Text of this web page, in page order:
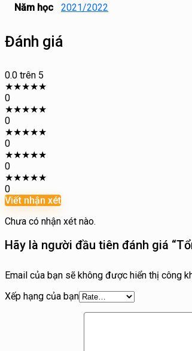
Năm học 2021/2022
Đánh giá
0.0 trên 5
★★★★★
0
★★★★★
0
★★★★★
0
★★★★★
0
★★★★★
0
Viết nhận xét
Chưa có nhận xét nào.
Hãy là người đầu tiên đánh giá
Email của bạn sẽ không được hiển thị công
Xếp hạng của bạn